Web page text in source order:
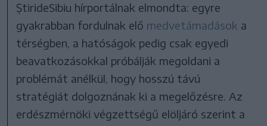
ȘtirideSibiu hírportálnak elmondta: egyre
gyakrabban fordulnak elő medvetámadások a
térségben, a hatóságok pedig csak egyedi
beavatkozásokkal próbálják megoldani a
problémát anélkül, hogy hosszú távú
stratégiát dolgoznának ki a megelőzésre. Az
erdészmérnöki végzettségű elöljáró szerint a